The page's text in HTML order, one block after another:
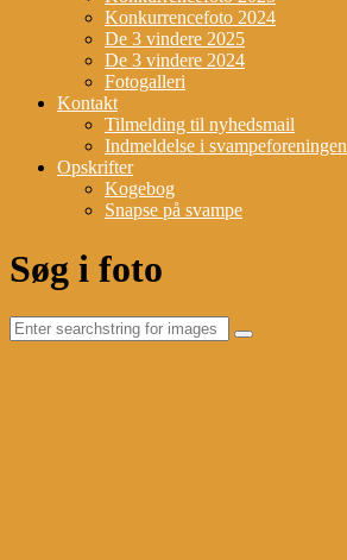
Konkurrencefoto 2024
De 3 vindere 2025
De 3 vindere 2024
Fotogalleri
Kontakt
Tilmelding til nyhedsmail
Indmeldelse i svampeforeningen
Opskrifter
Kogebog
Snapse på svampe
Søg i foto